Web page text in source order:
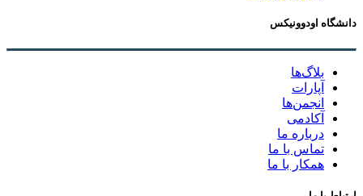
دانشگاه اودوونیکس
بلاگ‌ها
آپارات
انجمن‌ها
آکادمی
درباره ما
تماس با ما
همکار با ما